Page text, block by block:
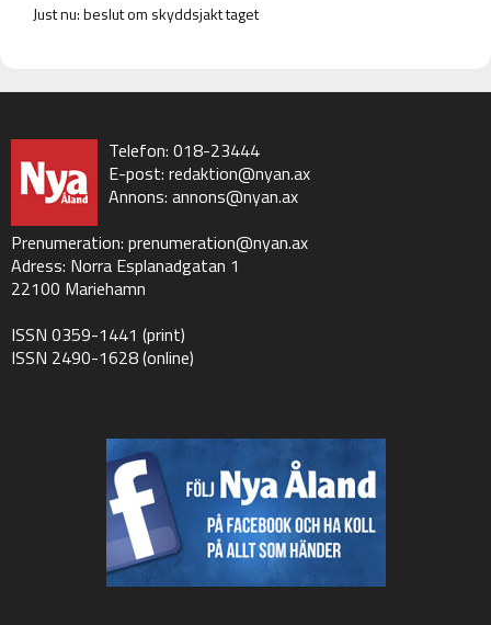
Just nu: beslut om skyddsjakt taget
Telefon: 018-23444
E-post: redaktion@nyan.ax
Annons: annons@nyan.ax
Prenumeration: prenumeration@nyan.ax
Adress: Norra Esplanadgatan 1
22100 Mariehamn
ISSN 0359-1441 (print)
ISSN 2490-1628 (online)